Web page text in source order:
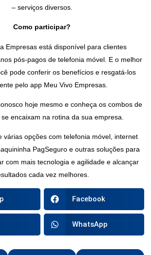
– serviços diversos.
Como participar?
Empresas está disponível para clientes
pós-pagos de telefonia móvel. E o melhor
pode conferir os benefícios e resgatá-los
pelo app Meu Vivo Empresas.
hoje mesmo e conheça os combos de
encaixam na rotina da sua empresa.
várias opções com telefonia móvel, internet
PagSeguro e outras soluções para
com mais tecnologia e agilidade e alcançar
cada vez melhores.
Facebook
WhatsApp